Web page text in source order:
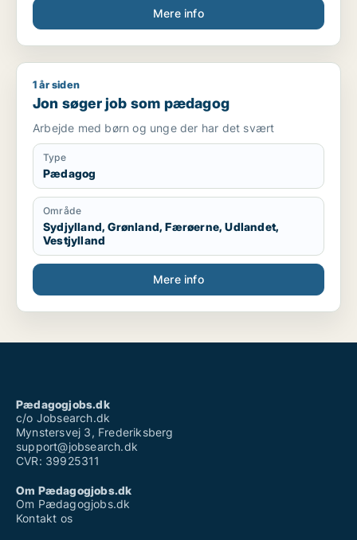
Mere info
Jon søger job som pædagog
1 år siden
Jon søger job som pædagog
Arbejde med børn og unge der har det svært
Type
Pædagog
Område
Sydjylland, Grønland, Færøerne, Udlandet,
Vestjylland
Mere info
Pædagogjobs.dk
c/o Jobsearch.dk
Mynstersvej 3, Frederiksberg
support@jobsearch.dk
CVR: 39925311
Om Pædagogjobs.dk
Om Pædagogjobs.dk
Kontakt os